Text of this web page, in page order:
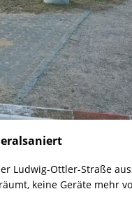
Ludwig-Ottler-Straße
keine Geräte mehr